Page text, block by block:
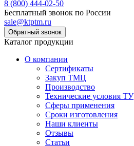
8 (800) 444-02-50
Бесплатный звонок по России
sale@ktptm.ru
Каталог продукции
О компании
Сертификаты
Закуп ТМЦ
Производство
Технические условия ТУ
Сферы применения
Сроки изготовления
Наши клиенты
Отзывы
Статьи